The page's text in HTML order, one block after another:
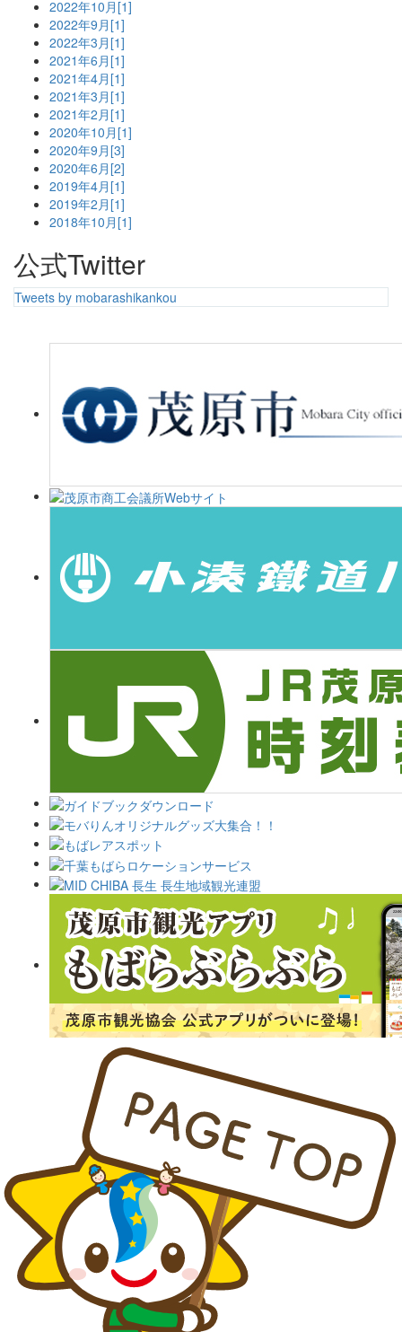
2022年10月[1]
2022年9月[1]
2022年3月[1]
2021年6月[1]
2021年4月[1]
2021年3月[1]
2021年2月[1]
2020年10月[1]
2020年9月[3]
2020年6月[2]
2019年4月[1]
2019年2月[1]
2018年10月[1]
公式Twitter
Tweets by mobarashikankou